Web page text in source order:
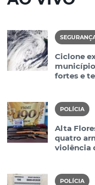
Ciclone
fortes e
POLÍCIA
Alta
quatro
violência
POLÍCIA